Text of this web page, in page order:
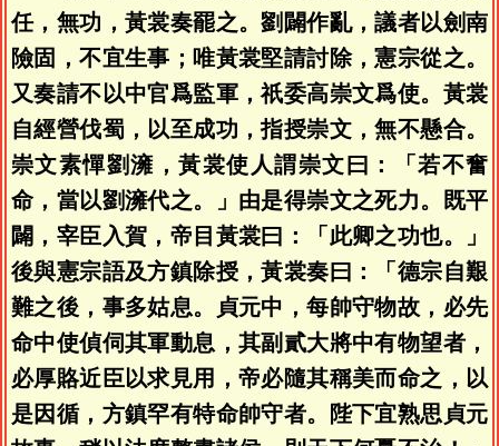
任，無功，黃裳奏罷之。劉闢作亂，議者以劍南
險固，不宜生事；唯黃裳堅請討除，憲宗從之。
又奏請不以中官爲監軍，祇委高崇文爲使。黃裳
自經營伐蜀，以至成功，指授崇文，無不懸合。
崇文素憚劉澭，黃裳使人謂崇文曰：「若不奮
命，當以劉澭代之。」由是得崇文之死力。既平
闢，宰臣入賀，帝目黃裳曰：「此卿之功也。」
後與憲宗語及方鎮除授，黃裳奏曰：「德宗自艱
難之後，事多姑息。貞元中，每帥守物故，必先
命中使偵伺其軍動息，其副貳大將中有物望者，
必厚賂近臣以求見用，帝必隨其稱美而命之，以
是因循，方鎮罕有特命帥守者。陛下宜熟思貞元